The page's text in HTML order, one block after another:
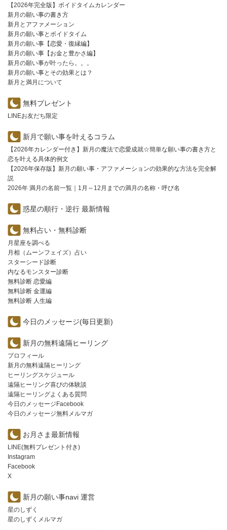
【2026年完全版】ボイドタイムカレンダー
新月の願い事の書き方
新月とアファメーション
新月の願い事とボイドタイム
新月の願い事【恋愛・復縁編】
新月の願い事【お金と豊かさ編】
新月の願い事が叶ったら。。。
新月の願い事とその効果とは？
新月と満月について
無料プレゼント
LINEお友だち限定
新月で願い事を叶えるコラム
【2026年カレンダー付き】新月の魔法で恋愛成就☆簡単な願い事の書き方と
恋を叶える具体的例文
【2026年保存版】新月の願い事・アファメーションの効果的な方法を完全解
説
2026年 満月の名前一覧｜1月～12月までの満月の名称・呼び名
惑星の順行・逆行 最新情報
無料占い・無料診断
月星座を調べる
月相（ムーンフェイズ）占い
スターシード診断
内なるモンスター診断
無料診断 恋愛編
無料診断 金運編
無料診断 人生編
今日のメッセージ(毎日更新)
新月の無料遠隔ヒーリング
プロフィール
新月の無料遠隔ヒーリング
ヒーリングスケジュール
遠隔ヒーリング喜びの体験談
遠隔ヒーリングよくある質問
今日のメッセージFacebook
今日のメッセージ無料メルマガ
お月さま最新情報
LINE(無料プレゼント付き)
Instagram
Facebook
X
新月の願い事navi 運営
星のしずく
星のしずくメルマガ